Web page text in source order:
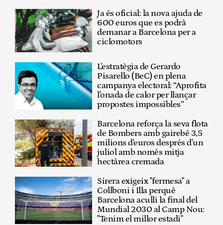
Ja és oficial: la nova ajuda de
600 euros que es podrà
demanar a Barcelona per a
ciclomotors
L'estratègia de Gerardo
Pisarello (BeC) en plena
campanya electoral: “Aprofita
l'onada de calor per llançar
propostes impossibles”
Barcelona reforça la seva flota
de Bombers amb gairebé 3,5
milions d'euros després d'un
juliol amb només mitja
hectàrea cremada
Sirera exigeix "fermesa" a
Collboni i Illa perquè
Barcelona aculli la final del
Mundial 2030 al Camp Nou:
"Tenim el millor estadi"